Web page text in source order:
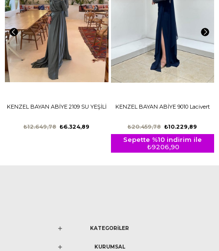
KENZEL BAYAN ABİYE 2109 SU YEŞİLİ
₺6.324,89
₺12.649,78
KENZEL BAYAN ABİYE 9010 Lacivert
₺10.229,89
₺20.459,78
Sepette %10 indirim ile
₺9206,90
KATEGORİLER
KURUMSAL